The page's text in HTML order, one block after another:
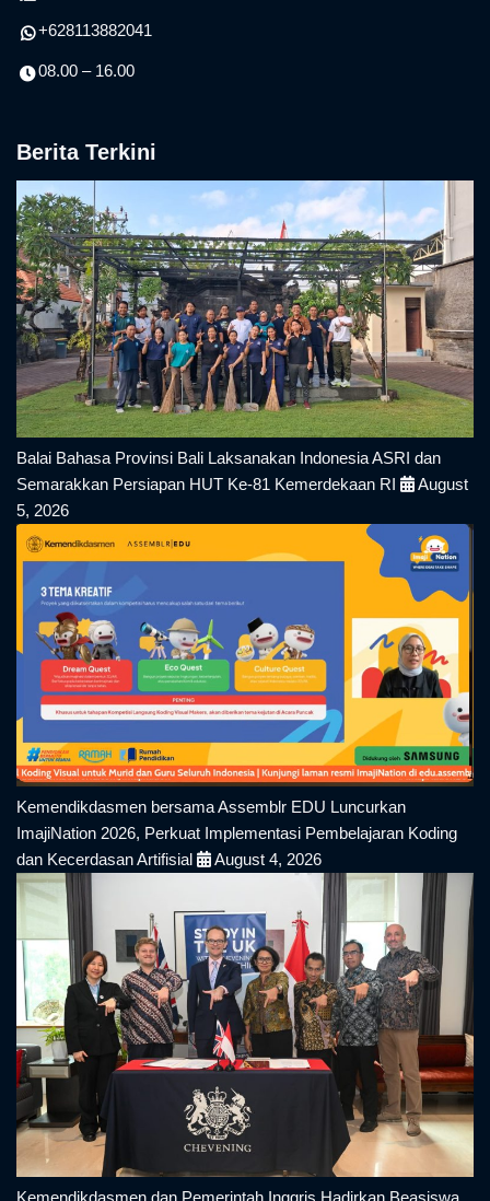
+628113882041
08.00 – 16.00
Berita Terkini
Balai Bahasa Provinsi Bali Laksanakan Indonesia ASRI dan
Semarakkan Persiapan HUT Ke-81 Kemerdekaan RI
August
5, 2026
Kemendikdasmen bersama Assemblr EDU Luncurkan
ImajiNation 2026, Perkuat Implementasi Pembelajaran Koding
dan Kecerdasan Artifisial
August 4, 2026
Kemendikdasmen dan Pemerintah Inggris Hadirkan Beasiswa